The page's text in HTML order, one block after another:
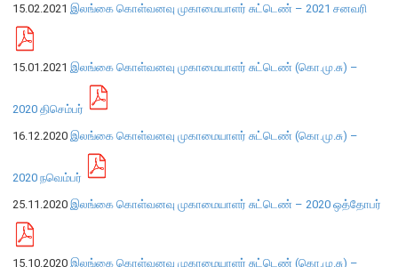
நிதியியல் முறைமை
15.02.2021 இலங்கை கொள்வனவு முகாமையாளர் சுட்டெண் – 2021 சனவரி
15.01.2021 இலங்கை கொள்வனவு முகாமையாளர் சுட்டெண் (கொ.மு.சு) –
2020 திசெம்பர்
16.12.2020 இலங்கை கொள்வனவு முகாமையாளர் சுட்டெண் (கொ.மு.சு) –
2020 நவெம்பர்
25.11.2020 இலங்கை கொள்வனவு முகாமையாளர் சுட்டெண் – 2020 ஒத்தோபர்
15.10.2020 இலங்கை கொள்வனவு முகாமையாளர் சுட்டெண் (கொ.மு.சு) –